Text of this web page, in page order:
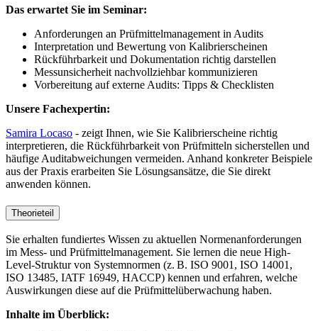
Das erwartet Sie im Seminar:
Anforderungen an Prüfmittelmanagement in Audits
Interpretation und Bewertung von Kalibrierscheinen
Rückführbarkeit und Dokumentation richtig darstellen
Messunsicherheit nachvollziehbar kommunizieren
Vorbereitung auf externe Audits: Tipps & Checklisten
Unsere Fachexpertin:
Samira Locaso - zeigt Ihnen, wie Sie Kalibrierscheine richtig
interpretieren, die Rückführbarkeit von Prüfmitteln sicherstellen und
häufige Auditabweichungen vermeiden. Anhand konkreter Beispiele
aus der Praxis erarbeiten Sie Lösungsansätze, die Sie direkt
anwenden können.
Theorieteil
Sie erhalten fundiertes Wissen zu aktuellen Normenanforderungen
im Mess- und Prüfmittelmanagement. Sie lernen die neue High-
Level-Struktur von Systemnormen (z. B. ISO 9001, ISO 14001,
ISO 13485, IATF 16949, HACCP) kennen und erfahren, welche
Auswirkungen diese auf die Prüfmittelüberwachung haben.
Inhalte im Überblick: